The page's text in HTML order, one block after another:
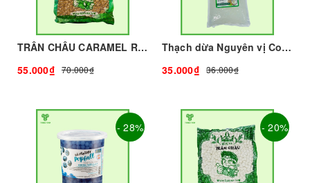
TRÂN CHÂU CARAMEL ROYAL - 2kg - ROYAL | Topping làm Trà Sữa - TOBEE FOOD
55.000₫ 70.000₫
Thạch dừa Nguyên vị Coconut 1kg I Nguyên Liệu Pha Chế - Tobee Food
35.000₫ 36.000₫
- 28% - 20%